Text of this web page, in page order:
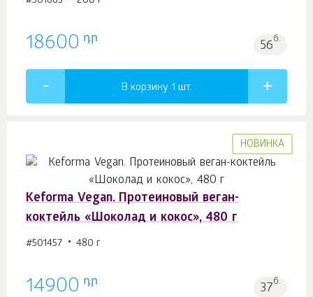
18600 դր 56б.
В корзину 1 шт.
НОВИНКА
Keforma Vegan. Протеиновый веган-
коктейль «Шоколад и кокос», 480 г
#501457 480 г
14900 դր 37б.